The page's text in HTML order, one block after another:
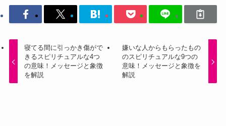
寝てる間に引っかき傷がで
きるスピリチュアルな4つ
の意味！メッセージと象徴
を解説
嫌いな人からもらったもの
のスピリチュアルな9つの
意味！メッセージと象徴を
解説